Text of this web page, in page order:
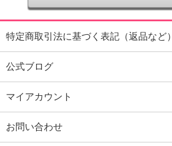
特定商取引法に基づく表記（返品など）
公式ブログ
マイアカウント
お問い合わせ